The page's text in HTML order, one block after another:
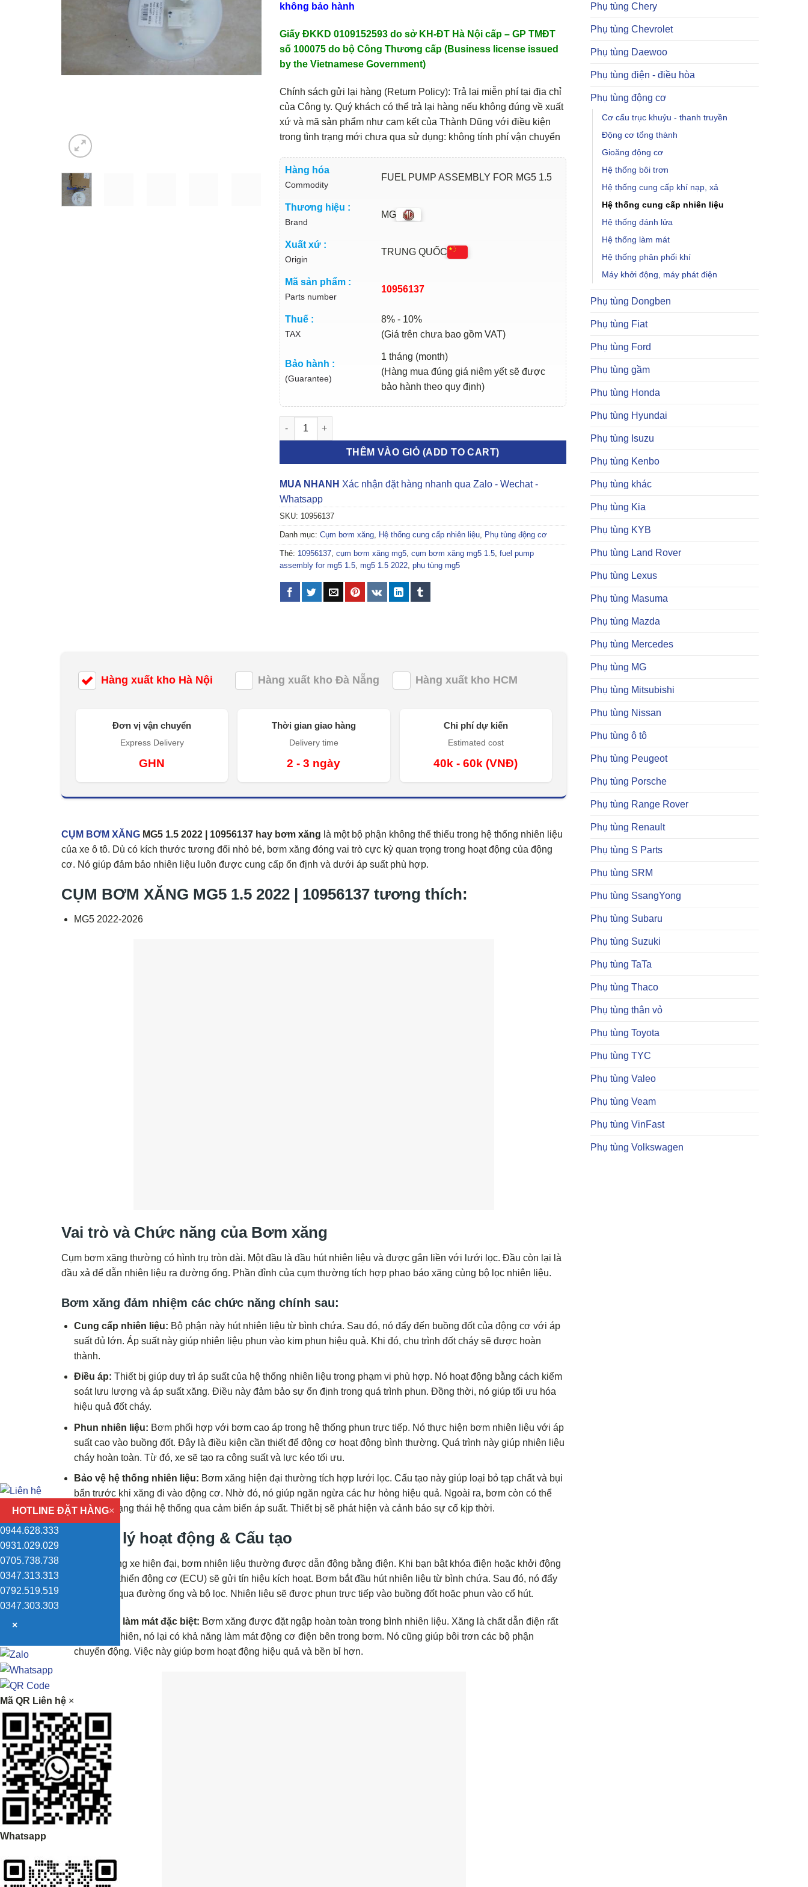
Phụ tùng Chery
Phụ tùng Chevrolet
Phụ tùng Daewoo
Phụ tùng điện - điều hòa
Phụ tùng động cơ
Cơ cấu trục khuỷu - thanh truyền
Động cơ tổng thành
Gioăng động cơ
Hệ thống bôi trơn
Hệ thống cung cấp khí nạp, xả
Hệ thống cung cấp nhiên liệu
Hệ thống đánh lửa
Hệ thống làm mát
Hệ thống phân phối khí
Máy khởi động, máy phát điện
Phụ tùng Dongben
Phụ tùng Fiat
Phụ tùng Ford
Phụ tùng gầm
Phụ tùng Honda
Phụ tùng Hyundai
Phụ tùng Isuzu
Phụ tùng Kenbo
Phụ tùng khác
Phụ tùng Kia
Phụ tùng KYB
Phụ tùng Land Rover
Phụ tùng Lexus
Phụ tùng Masuma
Phụ tùng Mazda
Phụ tùng Mercedes
Phụ tùng MG
Phụ tùng Mitsubishi
Phụ tùng Nissan
Phụ tùng ô tô
Phụ tùng Peugeot
Phụ tùng Porsche
Phụ tùng Range Rover
Phụ tùng Renault
Phụ tùng S Parts
Phụ tùng SRM
Phụ tùng SsangYong
Phụ tùng Subaru
Phụ tùng Suzuki
Phụ tùng TaTa
Phụ tùng Thaco
Phụ tùng thân vỏ
Phụ tùng Toyota
Phụ tùng TYC
Phụ tùng Valeo
Phụ tùng Veam
Phụ tùng VinFast
Phụ tùng Volkswagen
không bảo hành
Giấy ĐKKD 0109152593 do sở KH-ĐT Hà Nội cấp – GP TMĐT
số 100075 do bộ Công Thương cấp (Business license issued
by the Vietnamese Government)
Chính sách gửi lại hàng (Return Policy): Trả lại miễn phí tại địa chỉ
của Công ty. Quý khách có thể trả lại hàng nếu không đúng về xuất
xứ và mã sản phẩm như cam kết của Thành Dũng với điều kiện
trong tình trạng mới chưa qua sử dụng: không tính phí vận chuyển
Hàng hóa
Commodity
FUEL PUMP ASSEMBLY FOR MG5 1.5
Thương hiệu :
Brand
MG
Xuất xứ :
Origin
TRUNG QUỐC
Mã sản phẩm :
Parts number
10956137
Thuế :
TAX
8% - 10%
(Giá trên chưa bao gồm VAT)
Bảo hành :
(Guarantee)
1 tháng (month)
(Hàng mua đúng giá niêm yết sẽ được
bảo hành theo quy định)
CỤM BƠM XĂNG MG5 1.5 2022 | 10956137 số lượng
THÊM VÀO GIỎ (ADD TO CART)
MUA NHANH Xác nhận đặt hàng nhanh qua Zalo - Wechat -
Whatsapp
SKU: 10956137
Danh mục: Cụm bơm xăng, Hệ thống cung cấp nhiên liệu, Phụ tùng động cơ
Thẻ: 10956137, cụm bơm xăng mg5, cụm bơm xăng mg5 1.5, fuel pump
assembly for mg5 1.5, mg5 1.5 2022, phụ tùng mg5
Hàng xuất kho Hà Nội Hàng xuất kho Đà Nẵng Hàng xuất kho HCM
Đơn vị vận chuyển
Express Delivery
GHN
Thời gian giao hàng
Delivery time
2 - 3 ngày
Chi phí dự kiến
Estimated cost
40k - 60k (VNĐ)
CỤM BƠM XĂNG MG5 1.5 2022 | 10956137 hay bơm xăng là một bộ phận không thể thiếu trong hệ thống nhiên liệu
của xe ô tô. Dù có kích thước tương đối nhỏ bé, bơm xăng đóng vai trò cực kỳ quan trọng trong hoạt động của động
cơ. Nó giúp đảm bảo nhiên liệu luôn được cung cấp ổn định và dưới áp suất phù hợp.
CỤM BƠM XĂNG MG5 1.5 2022 | 10956137 tương thích:
MG5 2022-2026
Vai trò và Chức năng của Bơm xăng
Cụm bơm xăng thường có hình trụ tròn dài. Một đầu là đầu hút nhiên liệu và được gắn liền với lưới lọc. Đầu còn lại là
đầu xả để dẫn nhiên liệu ra đường ống. Phần đỉnh của cụm thường tích hợp phao báo xăng cùng bộ lọc nhiên liệu.
Bơm xăng đảm nhiệm các chức năng chính sau:
Cung cấp nhiên liệu: Bộ phận này hút nhiên liệu từ bình chứa. Sau đó, nó đẩy đến buồng đốt của động cơ với áp
suất đủ lớn. Áp suất này giúp nhiên liệu phun vào kim phun hiệu quả. Khi đó, chu trình đốt cháy sẽ được hoàn
thành.
Điều áp: Thiết bị giúp duy trì áp suất của hệ thống nhiên liệu trong phạm vi phù hợp. Nó hoạt động bằng cách kiểm
soát lưu lượng và áp suất xăng. Điều này đảm bảo sự ổn định trong quá trình phun. Đồng thời, nó giúp tối ưu hóa
hiệu quả đốt cháy.
Phun nhiên liệu: Bơm phối hợp với bơm cao áp trong hệ thống phun trực tiếp. Nó thực hiện bơm nhiên liệu với áp
suất cao vào buồng đốt. Đây là điều kiện cần thiết để động cơ hoạt động bình thường. Quá trình này giúp nhiên liệu
cháy hoàn toàn. Từ đó, xe sẽ tạo ra công suất và lực kéo tối ưu.
Bảo vệ hệ thống nhiên liệu: Bơm xăng hiện đại thường tích hợp lưới lọc. Cấu tạo này giúp loại bỏ tạp chất và bụi
bẩn trước khi xăng đi vào động cơ. Nhờ đó, nó giúp ngăn ngừa các hư hỏng hiệu quả. Ngoài ra, bơm còn có thể
giám sát trạng thái hệ thống qua cảm biến áp suất. Thiết bị sẽ phát hiện và cảnh báo sự cố kịp thời.
Nguyên lý hoạt động & Cấu tạo
Trong các dòng xe hiện đại, bơm nhiên liệu thường được dẫn động bằng điện. Khi bạn bật khóa điện hoặc khởi động
xe, hộp điều khiển động cơ (ECU) sẽ gửi tín hiệu kích hoạt. Bơm bắt đầu hút nhiên liệu từ bình chứa. Sau đó, nó đẩy
đến động cơ qua đường ống và bộ lọc. Nhiên liệu sẽ được phun trực tiếp vào buồng đốt hoặc phun vào cổ hút.
Nguyên lý làm mát đặc biệt: Bơm xăng được đặt ngập hoàn toàn trong bình nhiên liệu. Xăng là chất dẫn điện rất
kém. Tuy nhiên, nó lại có khả năng làm mát động cơ điện bên trong bơm. Nó cũng giúp bôi trơn các bộ phận
chuyển động. Việc này giúp bơm hoạt động hiệu quả và bền bỉ hơn.
HOTLINE ĐẶT HÀNG×
0944.628.333
0931.029.029
0705.738.738
0347.313.313
0792.519.519
0347.303.303
×
Mã QR Liên hệ ×
Whatsapp